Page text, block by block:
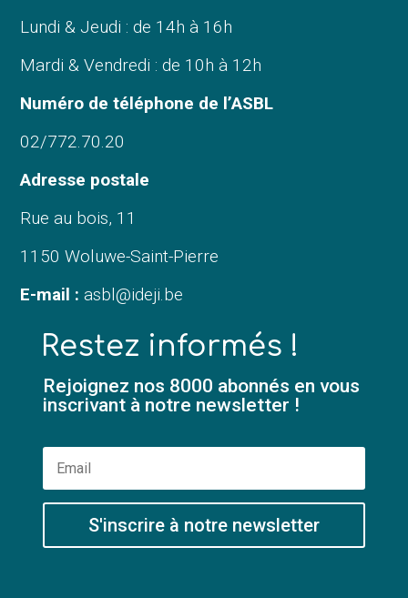
Lundi & Jeudi : de 14h à 16h
Mardi & Vendredi : de 10h à 12h
Numéro de téléphone de l’ASBL
02/772.70.20
Adresse postale
Rue au bois, 11
1150 Woluwe-Saint-Pierre
E-mail : asbl@ideji.be
Restez informés !
Rejoignez nos 8000 abonnés en vous
inscrivant à notre newsletter !
S'inscrire à notre newsletter